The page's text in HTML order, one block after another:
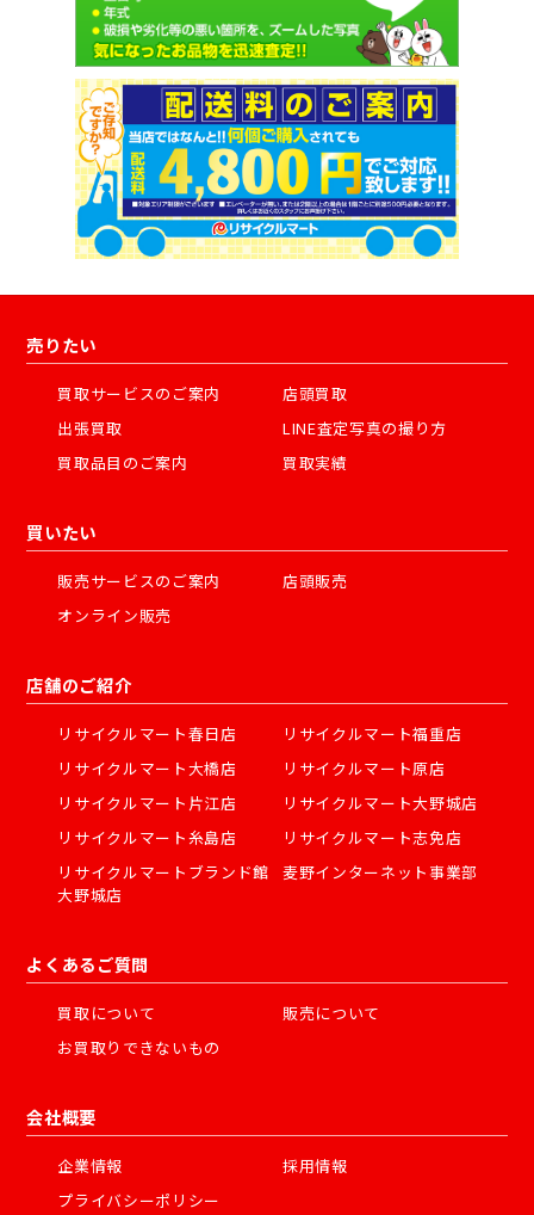
売りたい
買取サービスのご案内
店頭買取
出張買取
LINE査定写真の撮り方
買取品目のご案内
買取実績
買いたい
販売サービスのご案内
店頭販売
オンライン販売
店舗のご紹介
リサイクルマート春日店
リサイクルマート福重店
リサイクルマート大橋店
リサイクルマート原店
リサイクルマート片江店
リサイクルマート大野城店
リサイクルマート糸島店
リサイクルマート志免店
リサイクルマートブランド館
大野城店
麦野インターネット事業部
よくあるご質問
買取について
販売について
お買取りできないもの
会社概要
企業情報
採用情報
プライバシーポリシー